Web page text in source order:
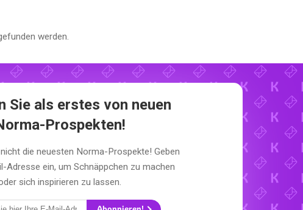
werden.
Sie als erstes von neuen
Prospekten!
die neuesten Norma-Prospekte! Geben
Adresse ein, um Schnäppchen zu machen
sich inspirieren zu lassen.